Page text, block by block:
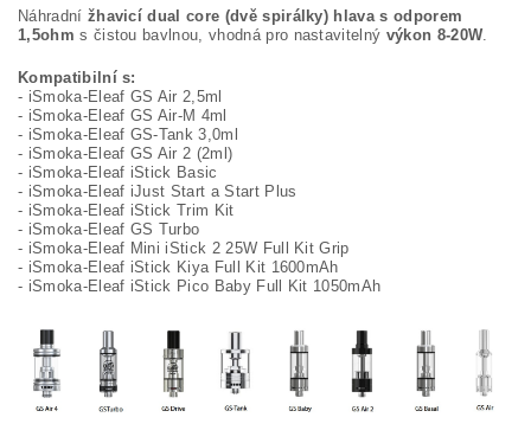
Náhradní žhavicí dual core (dvě spirálky) hlava s odporem
1,5ohm s čistou bavlnou, vhodná pro nastavitelný výkon 8-20W.
Kompatibilní s:
- iSmoka-Eleaf GS Air 2,5ml
- iSmoka-Eleaf GS Air-M 4ml
- iSmoka-Eleaf GS-Tank 3,0ml
- iSmoka-Eleaf GS Air 2 (2ml)
- iSmoka-Eleaf iStick Basic
- iSmoka-Eleaf iJust Start a Start Plus
- iSmoka-Eleaf iStick Trim Kit
- iSmoka-Eleaf GS Turbo
- iSmoka-Eleaf Mini iStick 2 25W Full Kit Grip
- iSmoka-Eleaf iStick Kiya Full Kit 1600mAh
- iSmoka-Eleaf iStick Pico Baby Full Kit 1050mAh